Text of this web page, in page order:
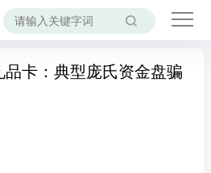
品卡：典型庞氏资金盘骗